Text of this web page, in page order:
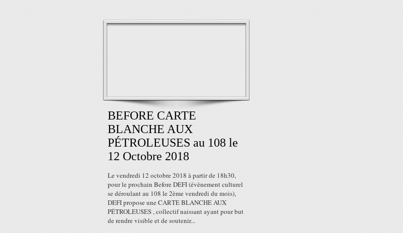
BEFORE CARTE
BLANCHE AUX
PÉTROLEUSES au 108 le
12 Octobre 2018
Le vendredi 12 octobre 2018 à partir de 18h30,
pour le prochain Before DEFI (évènement culturel
se déroulant au 108 le 2ème vendredi du mois),
DEFI propose une CARTE BLANCHE AUX
PÉTROLEUSES , collectif naissant ayant pour but
de rendre visible et de soutenir...